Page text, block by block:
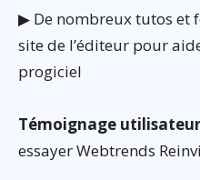
▶ De nombreux tutos et
site de l’éditeur pour
progiciel
Témoignage utilisateur
essayer Webtrends